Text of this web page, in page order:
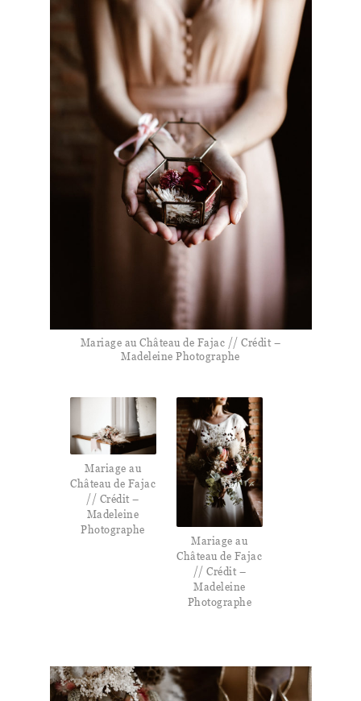
Mariage au Château de Fajac // Crédit –
Madeleine Photographe
Mariage au
Château de Fajac
// Crédit –
Madeleine
Photographe
Mariage au
Château de Fajac
// Crédit –
Madeleine
Photographe